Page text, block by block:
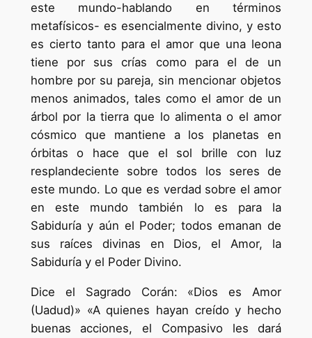
este mundo-hablando en términos
metafísicos- es esencialmente divino, y esto
es cierto tanto para el amor que una leona
tiene por sus crías como para el de un
hombre por su pareja, sin mencionar objetos
menos animados, tales como el amor de un
árbol por la tierra que lo alimenta o el amor
cósmico que mantiene a los planetas en
órbitas o hace que el sol brille con luz
resplandeciente sobre todos los seres de
este mundo. Lo que es verdad sobre el amor
en este mundo también lo es para la
Sabiduría y aún el Poder; todos emanan de
sus raíces divinas en Dios, el Amor, la
Sabiduría y el Poder Divino.
Dice el Sagrado Corán: «Dios es Amor
(Uadud)» «A quienes hayan creído y hecho
buenas acciones, el Compasivo les dará